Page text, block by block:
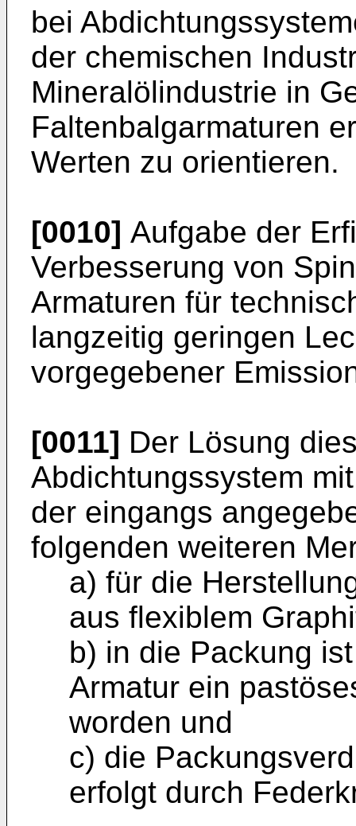
bei
der chemischen
Mineralölindustrie in
Faltenbalgarmaturen
Werten zu orientieren.
[0010] Aufgabe der
Verbesserung von
Armaturen für
langzeitig geringen
vorgegebener
[0011] Der Lösung
Abdichtungssystem
der eingangs
folgenden weiteren
a) für die
aus flexiblem
b) in die Packung
Armatur ein
worden und
c) die
erfolgt durch